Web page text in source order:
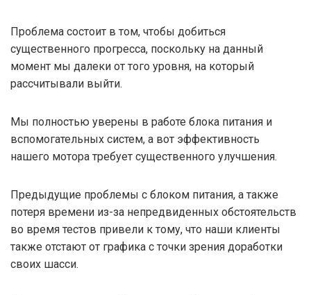
Проблема состоит в том, чтобы добиться
существенного прогресса, поскольку на данный
момент мы далеки от того уровня, на который
рассчитывали выйти.
Мы полностью уверены в работе блока питания и
вспомогательных систем, а вот эффективность
нашего мотора требует существенного улучшения.
Предыдущие проблемы с блоком питания, а также
потеря времени из-за непредвиденных обстоятельств
во время тестов привели к тому, что наши клиенты
также отстают от графика с точки зрения доработки
своих шасси.